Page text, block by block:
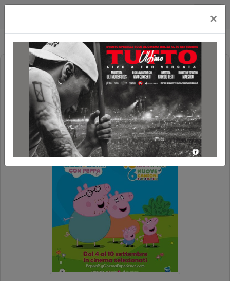
UNA SORELLINA PER PEPPA PIG
×